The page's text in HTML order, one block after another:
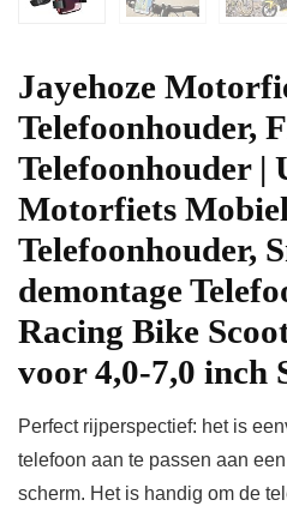
Jayehoze
Telefoonhouder,
Telefoonhouder |
Motorfiets
Telefoonhouder,
demontage
Racing Bike
voor 4,0-7,0 inch
Perfect rijperspectief: het is
telefoon aan te passen aan
scherm. Het is handig om de